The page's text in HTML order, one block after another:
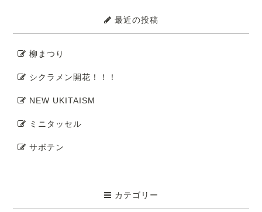
最近の投稿
柳まつり
シクラメン開花！！！
NEW UKITAISM
ミニタッセル
サボテン
カテゴリー